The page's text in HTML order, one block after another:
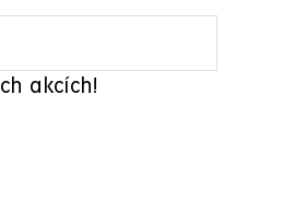
akcích!